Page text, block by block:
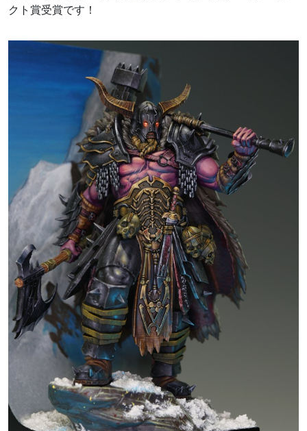
クト賞受賞です！